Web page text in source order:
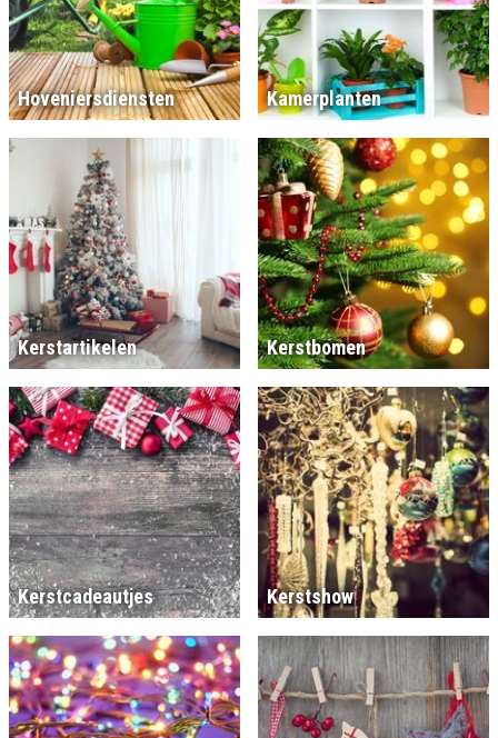
Hoveniersdiensten Kamerplanten
Kerstartikelen Kerstbomen
Kerstcadeautjes Kerstshow